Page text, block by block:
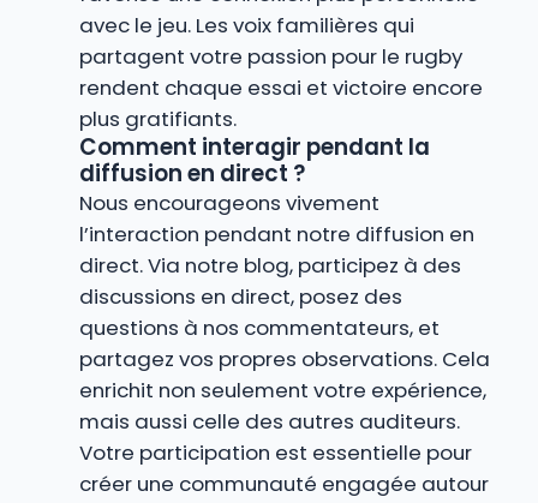
avec le jeu. Les voix familières qui
partagent votre passion pour le rugby
rendent chaque essai et victoire encore
plus gratifiants.
Comment interagir pendant la
diffusion en direct ?
Nous encourageons vivement
l’interaction pendant notre diffusion en
direct. Via notre blog, participez à des
discussions en direct, posez des
questions à nos commentateurs, et
partagez vos propres observations. Cela
enrichit non seulement votre expérience,
mais aussi celle des autres auditeurs.
Votre participation est essentielle pour
créer une communauté engagée autour